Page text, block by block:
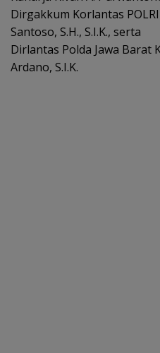
Dirgakkum Korlantas
Santoso, S.H., S.I.K., serta
Dirlantas Polda Jawa Barat
Ardano, S.I.K.